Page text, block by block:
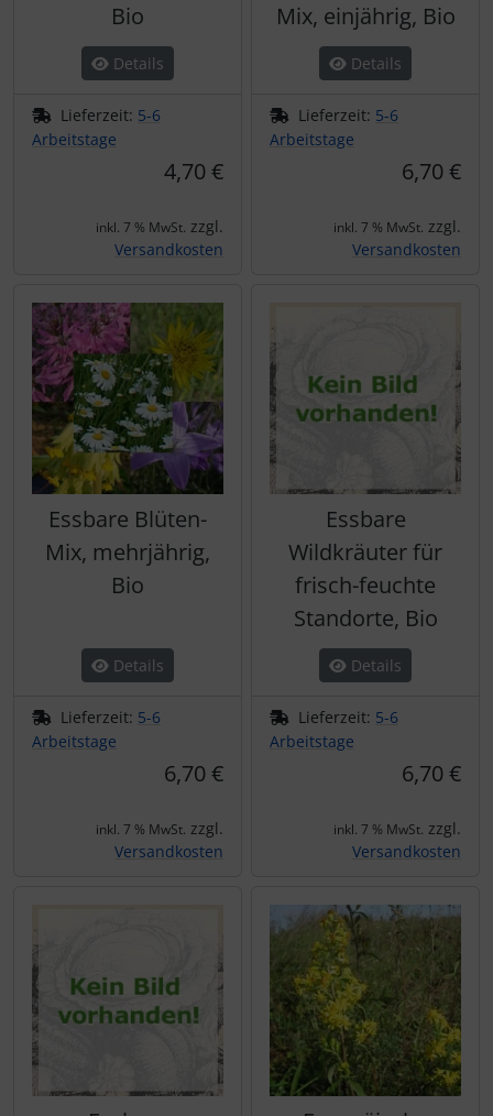
Bio
Details
Lieferzeit: 5-6
Arbeitstage
4,70 €
inkl. 7 % MwSt. zzgl.
Versandkosten
Mix, einjährig, Bio
Details
Lieferzeit: 5-6
Arbeitstage
6,70 €
inkl. 7 % MwSt. zzgl.
Versandkosten
Essbare Blüten-
Mix, mehrjährig,
Bio
Details
Lieferzeit: 5-6
Arbeitstage
6,70 €
inkl. 7 % MwSt. zzgl.
Versandkosten
Essbare
Wildkräuter für
frisch-feuchte
Standorte, Bio
Details
Lieferzeit: 5-6
Arbeitstage
6,70 €
inkl. 7 % MwSt. zzgl.
Versandkosten